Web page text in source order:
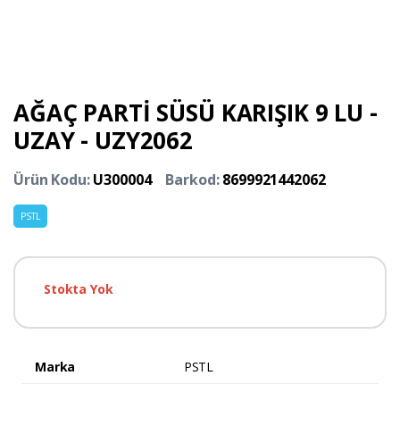
AĞAÇ PARTİ SÜSÜ KARIŞIK 9 LU -
UZAY - UZY2062
Ürün Kodu:U300004 Barkod:8699921442062
PSTL
Stokta Yok
Marka PSTL